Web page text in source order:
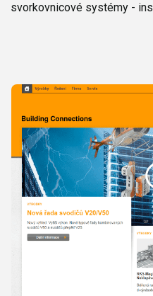
svorkovnicové systémy -